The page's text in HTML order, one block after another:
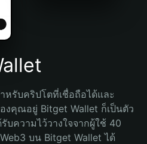
หรับคริปโตที่เชื่อถือได้และ
งคุณอยู่ Bitget Wallet ก็เป็นตัว
ความไว้วางใจจากผู้ใช้ 40
บน Bitget Wallet ได้